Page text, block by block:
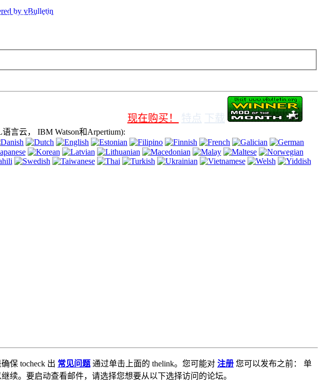
浏览器中的cookie，即表示您同意使用它。
现在购买！ 特点 下载
语言云， IBM Watson和Arpertium):
保 tocheck 出 常见问题 通过单击上面的 thelink。您可能对 注册 您可以发布之前： 单
续。要启动查看邮件，请选择您想要从以下选择访问的论坛。